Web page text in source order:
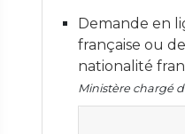
Demande en
française ou
nationalité
Ministère chargé